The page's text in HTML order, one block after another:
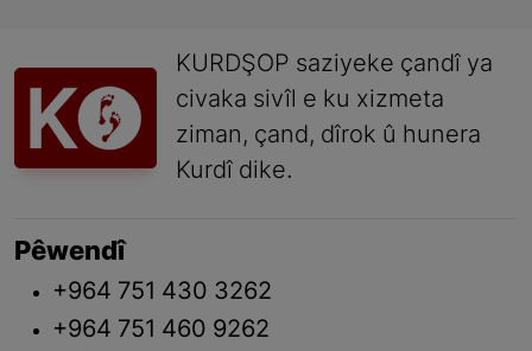
KURDŞOP saziyeke çandî ya
civaka sivîl e ku xizmeta
ziman, çand, dîrok û hunera
Kurdî dike.
Pêwendî
+964 751 430 3262
+964 751 460 9262